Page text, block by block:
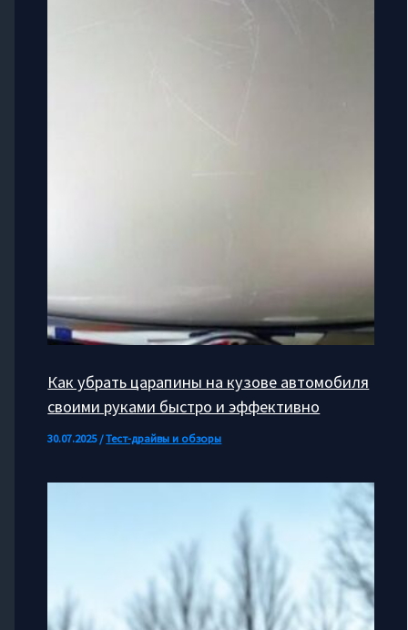
Как убрать царапины на кузове автомобиля
своими руками быстро и эффективно
30.07.2025/Тест-драйвы и обзоры